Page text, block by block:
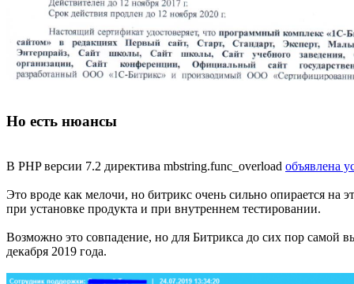
Но есть нюансы
В PHP версии 7.2 директива mbstring.func_overload объявлена
Это вроде как мелочи, но битрикс очень сильно опирается на
при установке продукта и при внутреннем тестировании.
Возможно это совпадение, но для Битрикса до сих пор самой
декабря 2019 года.